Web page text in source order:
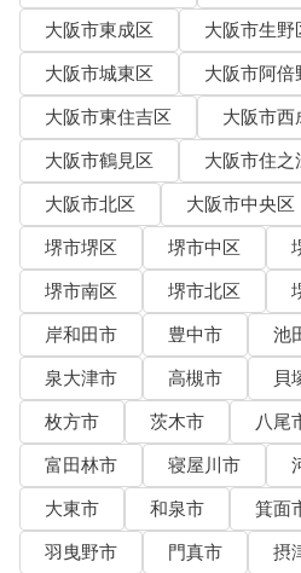
大阪市東成区
大阪市生野
大阪市城東区
大阪市阿倍
大阪市東住吉区
大阪市西
大阪市鶴見区
大阪市住之
大阪市北区
大阪市中央区
堺市堺区
堺市中区
堺市南区
堺市北区
岸和田市
豊中市 池
泉大津市
高槻市 貝
枚方市
茨木市 八尾
富田林市
寝屋川市
大東市
和泉市 箕面
羽曳野市
門真市 摂